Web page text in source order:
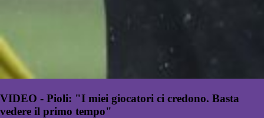
VIDEO - Pioli: "I miei giocatori ci credono. Basta
vedere il primo tempo"